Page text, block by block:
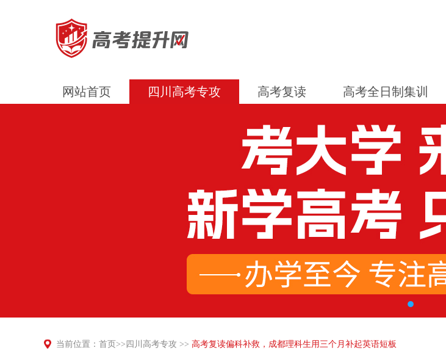
网站首页 四川高考专攻 高考复读 高考全日制集训
当前位置： 首页 >> 四川高考专攻 >> 高考复读偏科补救，成都理科生用三个月补起英语短板